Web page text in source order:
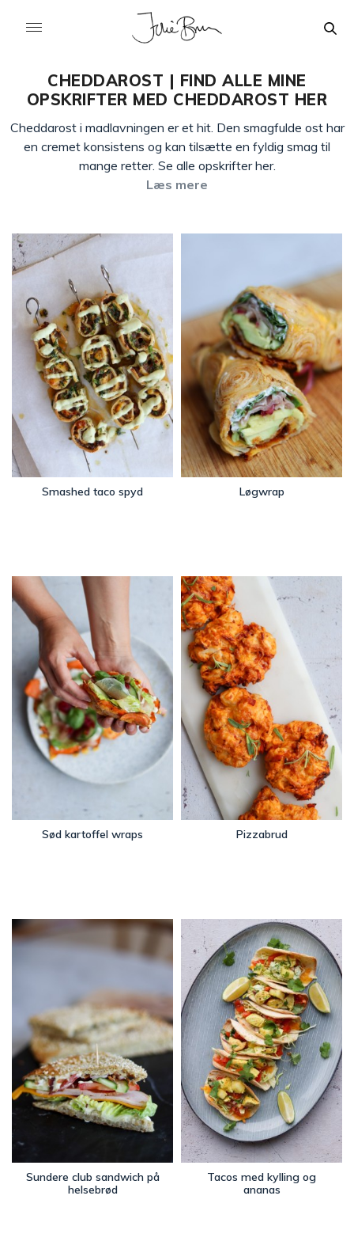
CHEDDAROST | FIND ALLE MINE
OPSKRIFTER MED CHEDDAROST HER
Cheddarost i madlavningen er et hit. Den smagfulde ost har
en cremet konsistens og kan tilsætte en fyldig smag til
mange retter. Se alle opskrifter her.
Læs mere
Smashed taco spyd Løgwrap
Sød kartoffel wraps Pizzabrud
Sundere club sandwich på
helsebrød
Tacos med kylling og
ananas